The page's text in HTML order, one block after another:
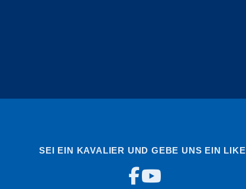
SEI EIN KAVALIER UND GEBE UNS EIN LIKE